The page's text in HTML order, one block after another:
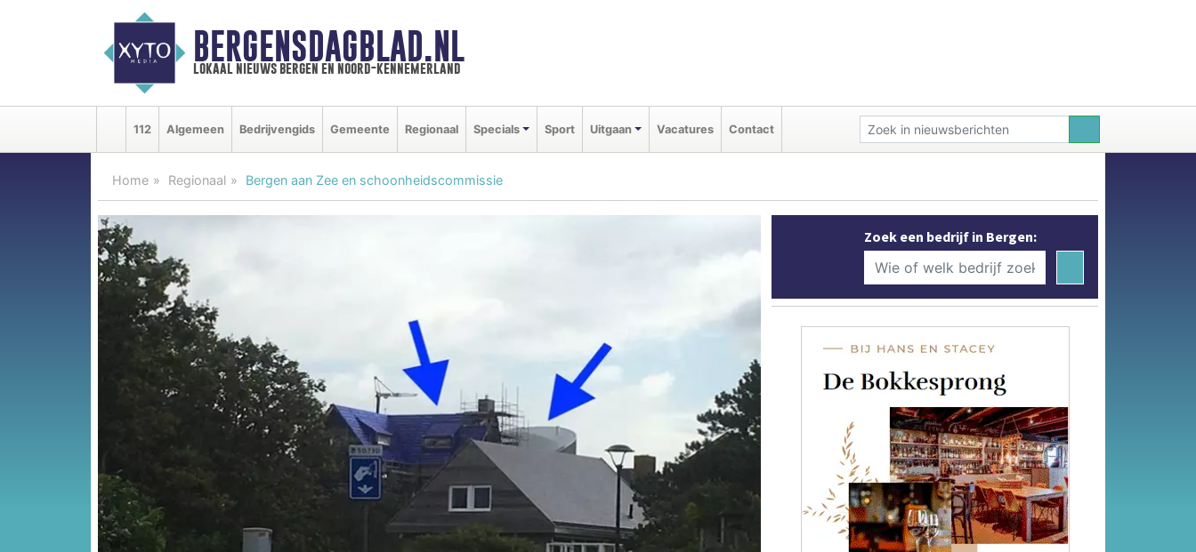
BERGENSDAGBLAD.NL
lokaal nieuws bergen en noord-kennemerland
112 Algemeen Bedrijvengids Gemeente Regionaal Specials Sport Uitgaan Vacatures Contact
Home Regionaal Bergen aan Zee en schoonheidscommissie
Zoek een bedrijf in Bergen: